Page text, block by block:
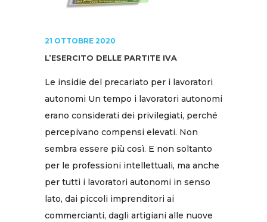
21 OTTOBRE 2020
L’ESERCITO DELLE PARTITE IVA
Le insidie del precariato per i lavoratori
autonomi Un tempo i lavoratori autonomi
erano considerati dei privilegiati, perché
percepivano compensi elevati. Non
sembra essere più così. E non soltanto
per le professioni intellettuali, ma anche
per tutti i lavoratori autonomi in senso
lato, dai piccoli imprenditori ai
commercianti, dagli artigiani alle nuove